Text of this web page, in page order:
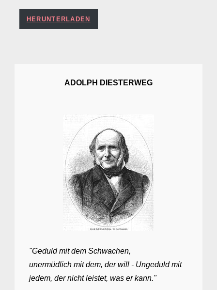
HERUNTERLADEN
ADOLPH DIESTERWEG
"Geduld mit dem Schwachen,
unermüdlich mit dem, der will - Ungeduld mit
jedem, der nicht leistet, was er kann."